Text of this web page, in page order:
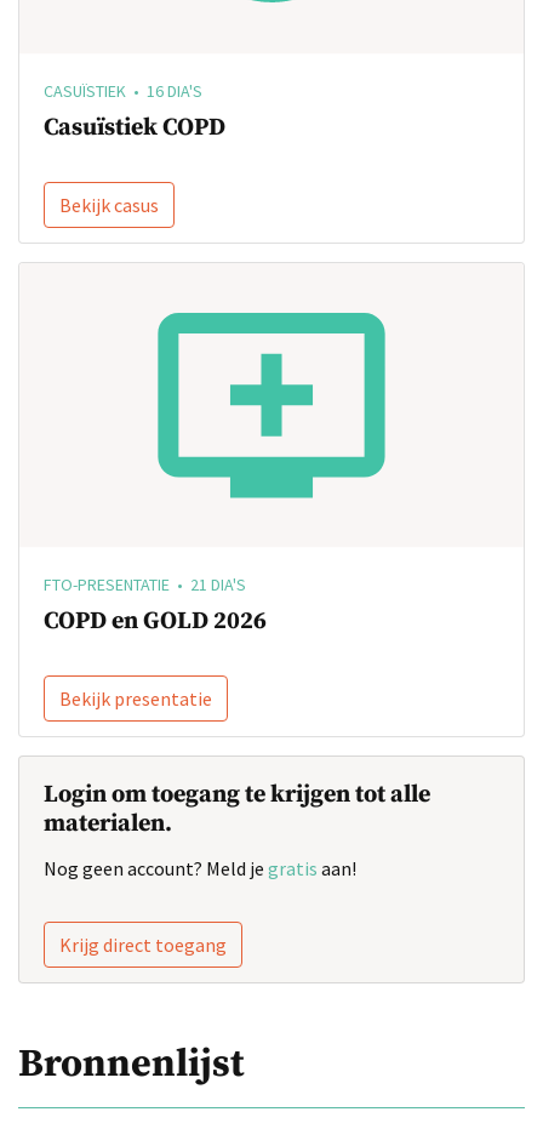
CASUÏSTIEK • 16 DIA'S
Casuïstiek COPD
Bekijk casus
FTO-PRESENTATIE • 21 DIA'S
COPD en GOLD 2026
Bekijk presentatie
Login om toegang te krijgen tot alle
materialen.
Nog geen account? Meld je gratis aan!
Krijg direct toegang
Bronnenlijst